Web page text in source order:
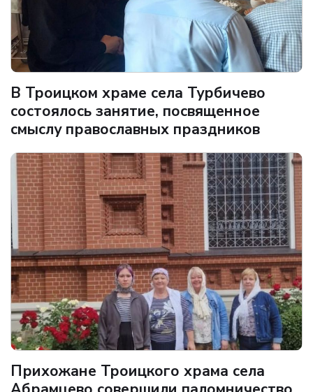
В Троицком храме села Турбичево
состоялось занятие, посвященное
смыслу православных праздников
Прихожане Троицкого храма села